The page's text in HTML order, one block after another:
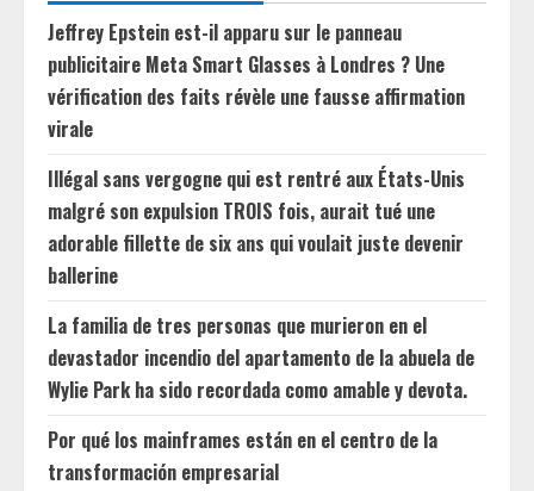
Jeffrey Epstein est-il apparu sur le panneau
publicitaire Meta Smart Glasses à Londres ? Une
vérification des faits révèle une fausse affirmation
virale
Illégal sans vergogne qui est rentré aux États-Unis
malgré son expulsion TROIS fois, aurait tué une
adorable fillette de six ans qui voulait juste devenir
ballerine
La familia de tres personas que murieron en el
devastador incendio del apartamento de la abuela de
Wylie Park ha sido recordada como amable y devota.
Por qué los mainframes están en el centro de la
transformación empresarial